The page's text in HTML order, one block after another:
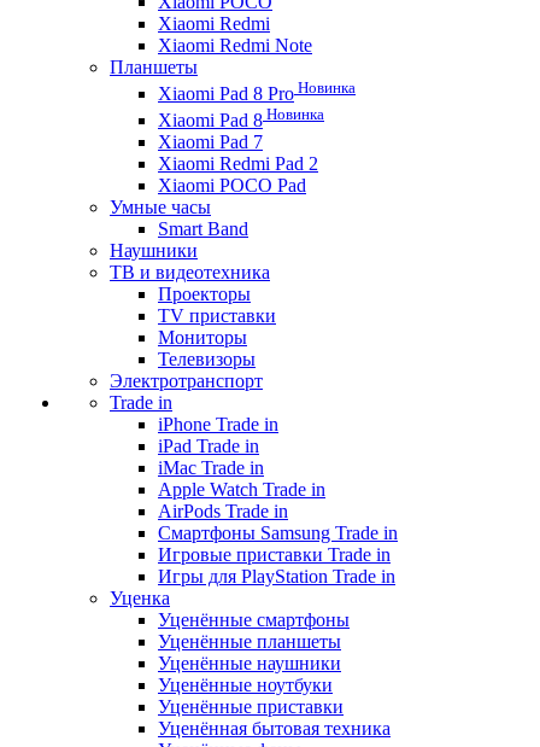
Xiaomi Redmi
Xiaomi Redmi Note
Планшеты
Xiaomi Pad 8 Pro Новинка
Xiaomi Pad 8 Новинка
Xiaomi Pad 7
Xiaomi Redmi Pad 2
Xiaomi POCO Pad
Умные часы
Smart Band
Наушники
ТВ и видеотехника
Проекторы
TV приставки
Мониторы
Телевизоры
Электротранспорт
Trade in
iPhone Trade in
iPad Trade in
iMac Trade in
Apple Watch Trade in
AirPods Trade in
Смартфоны Samsung Trade in
Игровые приставки Trade in
Игры для PlayStation Trade in
Уценка
Уценённые смартфоны
Уценённые планшеты
Уценённые наушники
Уценённые ноутбуки
Уценённые приставки
Уценённая бытовая техника